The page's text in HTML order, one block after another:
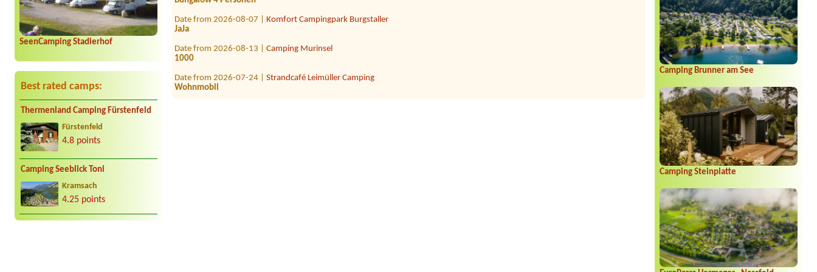
SeenCamping Stadlerhof
Best rated camps:
Thermenland Camping Fürstenfeld
Fürstenfeld
4.8 points
Camping Seeblick Toni
Kramsach
4.25 points
Camping Brunner am See
Camping Steinplatte
JaJa
1000
Wohnmobil